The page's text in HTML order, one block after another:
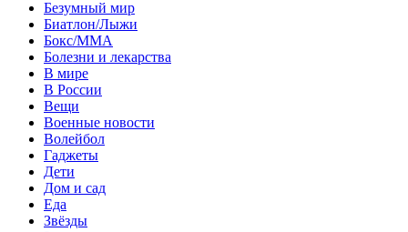
Безумный мир
Биатлон/Лыжи
Бокс/MMA
Болезни и лекарства
В мире
В России
Вещи
Военные новости
Волейбол
Гаджеты
Дети
Дом и сад
Еда
Звёзды